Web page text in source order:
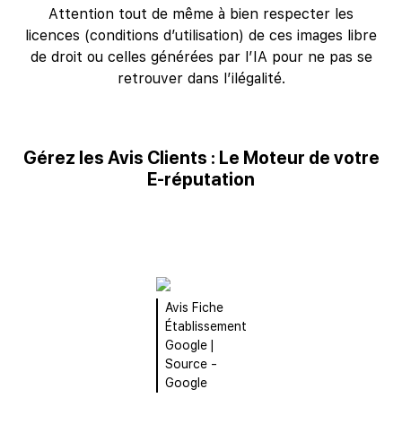
Attention tout de même à bien respecter les
licences (conditions d’utilisation) de ces images libre
de droit ou celles générées par l’IA pour ne pas se
retrouver dans l’ilégalité.
Gérez les Avis Clients : Le Moteur de votre
E-réputation
Avis Fiche
Établissement
Google |
Source -
Google